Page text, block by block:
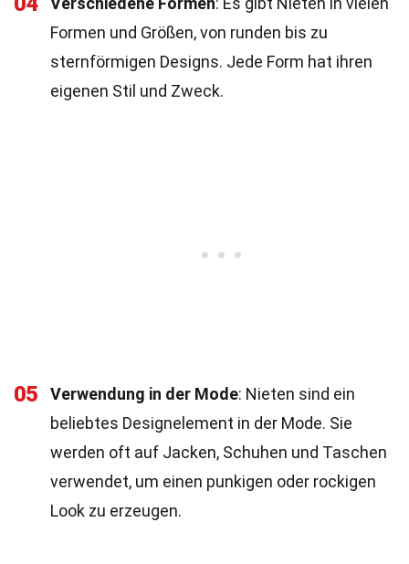
Formen und Größen, von runden bis zu
sternförmigen Designs. Jede Form hat ihren
eigenen Stil und Zweck.
05 Verwendung in der Mode: Nieten sind ein
beliebtes Designelement in der Mode. Sie
werden oft auf Jacken, Schuhen und Taschen
verwendet, um einen punkigen oder rockigen
Look zu erzeugen.